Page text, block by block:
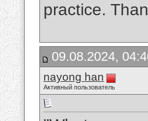
practice.
09.08.2024,
nayong han
Активный пользователь